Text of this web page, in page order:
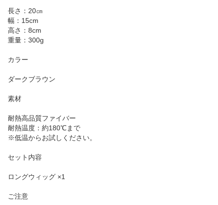
長さ：20㎝
幅：15cm
高さ：8cm
重量：300g
カラー
ダークブラウン
素材
耐熱高品質ファイバー
耐熱温度：約180℃まで
※低温からお試しください。
セット内容
ロングウィッグ ×1
ご注意